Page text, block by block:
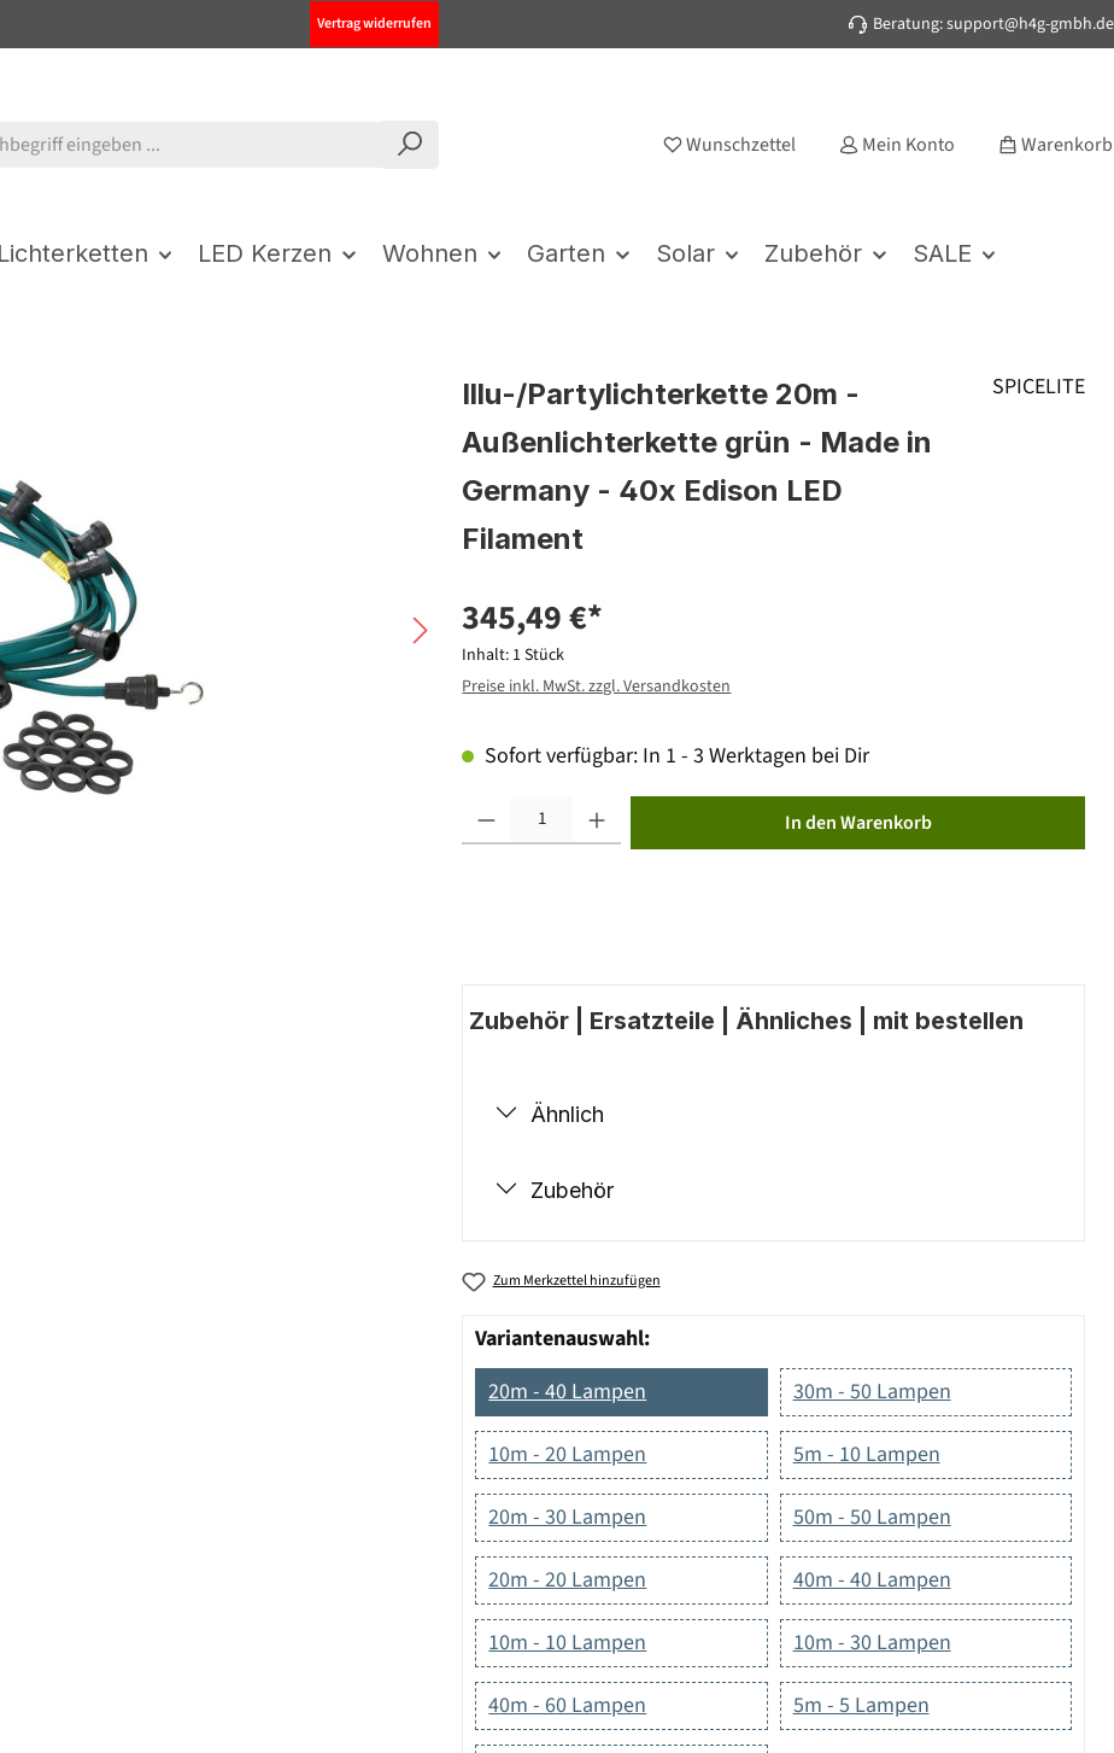
Vertrag widerrufen Beratung: support@h4g-gmbh.de
Wunschzettel Mein Konto Warenkorb
LED Kerzen Wohnen Garten Solar Zubehör SALE
Illu-/Partylichterkette 20m -
Außenlichterkette grün - Made in
Germany - 40x Edison LED
Filament
SPICELITE
345,49 €*
Inhalt: 1 Stück
Preise inkl. MwSt. zzgl. Versandkosten
Sofort verfügbar: In 1 - 3 Werktagen bei Dir
In den Warenkorb
Zubehör | Ersatzteile | Ähnliches | mit bestellen
Ähnlich
Zubehör
Zum Merkzettel hinzufügen
Variantenauswahl:
20m - 40 Lampen
30m - 50 Lampen
10m - 20 Lampen 5m - 10 Lampen
20m - 30 Lampen 50m - 50 Lampen
20m - 20 Lampen 40m - 40 Lampen
10m - 10 Lampen 10m - 30 Lampen
40m - 60 Lampen 5m - 5 Lampen